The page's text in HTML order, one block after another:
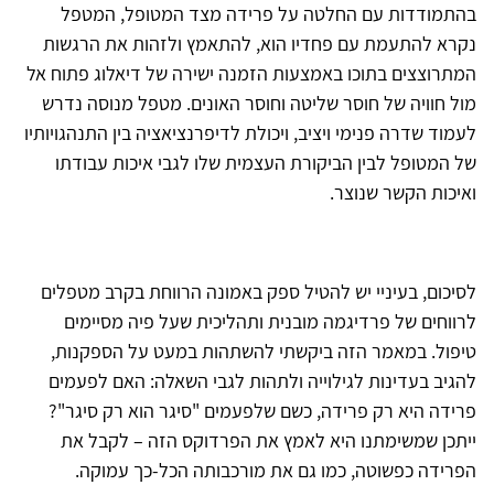
בהתמודדות עם החלטה על פרידה מצד המטופל, המטפל
נקרא להתעמת עם פחדיו הוא, להתאמץ ולזהות את הרגשות
המתרוצצים בתוכו באמצעות הזמנה ישירה של דיאלוג פתוח אל
מול חוויה של חוסר שליטה וחוסר האונים. מטפל מנוסה נדרש
לעמוד שדרה פנימי ויציב, ויכולת לדיפרנציאציה בין התנהגויותיו
של המטופל לבין הביקורת העצמית שלו לגבי איכות עבודתו
ואיכות הקשר שנוצר.
לסיכום, בעיניי יש להטיל ספק באמונה הרווחת בקרב מטפלים
לרווחים של פרדיגמה מובנית ותהליכית שעל פיה מסיימים
טיפול. במאמר הזה ביקשתי להשתהות במעט על הספקנות,
להגיב בעדינות לגילוייה ולתהות לגבי השאלה: האם לפעמים
פרידה היא רק פרידה, כשם שלפעמים "סיגר הוא רק סיגר"?
ייתכן שמשימתנו היא לאמץ את הפרדוקס הזה – לקבל את
הפרידה כפשוטה, כמו גם את מורכבותה הכל-כך עמוקה.